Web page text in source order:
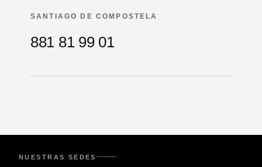
SANTIAGO DE COMPOSTELA
881 81 99 01
NUESTRAS SEDES